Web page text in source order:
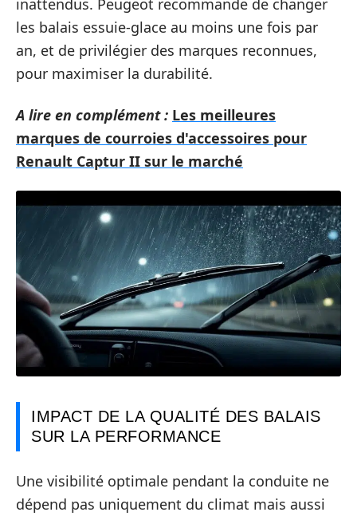
inattendus. Peugeot recommande de changer
les balais essuie-glace au moins une fois par
an, et de privilégier des marques reconnues,
pour maximiser la durabilité.
A lire en complément : Les meilleures
marques de courroies d'accessoires pour
Renault Captur II sur le marché
IMPACT DE LA QUALITÉ DES BALAIS
SUR LA PERFORMANCE
Une visibilité optimale pendant la conduite ne
dépend pas uniquement du climat mais aussi